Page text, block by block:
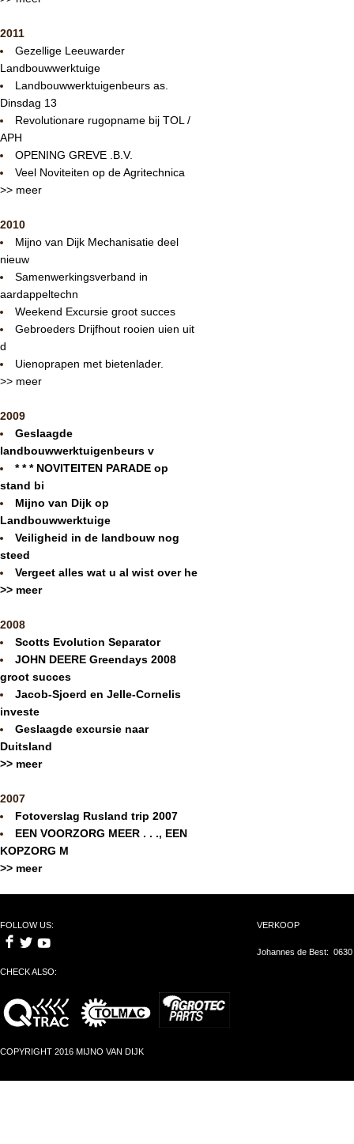
2011
Gezellige Leeuwarder
Landbouwwerktuige
Landbouwwerktuigenbeurs as.
Dinsdag 13
Revolutionare rugopname bij TOL /
APH
OPENING GREVE .B.V.
Veel Noviteiten op de Agritechnica
>> meer
2010
Mijno van Dijk Mechanisatie deel
nieuw
Samenwerkingsverband in
aardappeltechn
Weekend Excursie groot succes
Gebroeders Drijfhout rooien uien uit
d
Uienoprapen met bietenlader.
>> meer
2009
Geslaagde
landbouwwerktuigenbeurs v
* * * NOVITEITEN PARADE op
stand bi
Mijno van Dijk op
Landbouwwerktuige
Veiligheid in de landbouw nog
steed
Vergeet alles wat u al wist over he
>> meer
2008
Scotts Evolution Separator
JOHN DEERE Greendays 2008
groot succes
Jacob-Sjoerd en Jelle-Cornelis
investe
Geslaagde excursie naar
Duitsland
>> meer
2007
Fotoverslag Rusland trip 2007
EEN VOORZORG MEER . . ., EEN
KOPZORG M
>> meer
FOLLOW US:
CHECK ALSO:
COPYRIGHT 2016 MIJNO VAN DIJK
VERKOOP
Johannes de Best: 0630